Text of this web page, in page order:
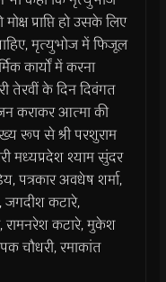
प्राप्ति हो उसके लिए
मृत्युभोज में फिजूल
कार्यों में करना
तेरवीं के दिन दिवंगत
कराकर आत्मा की
रूप से श्री परशुराम
मध्यप्रदेश श्याम सुंदर
पत्रकार अवधेष शर्मा,
जगदीश कटारे,
रामनरेश कटारे, मुकेश
चौधरी, रमाकांत